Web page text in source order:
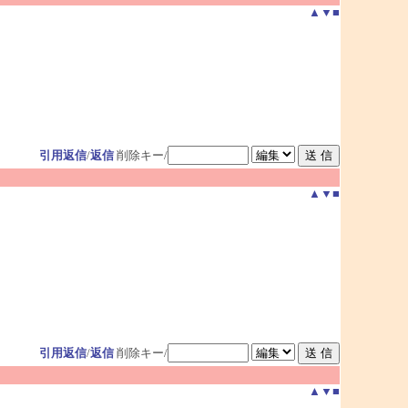
▲ ▼ ■
引用返信/返信 削除キー/
▲ ▼ ■
引用返信/返信 削除キー/
▲ ▼ ■